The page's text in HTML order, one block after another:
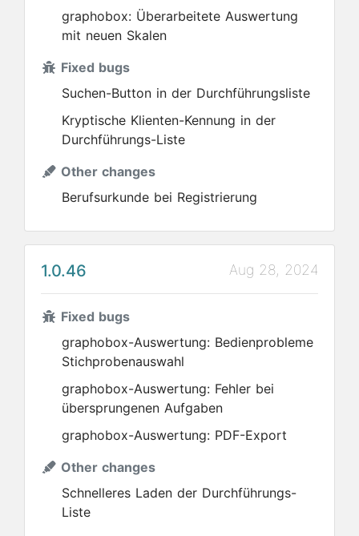
graphobox: Überarbeitete Auswertung
mit neuen Skalen
Fixed bugs
Suchen-Button in der Durchführungsliste
Kryptische Klienten-Kennung in der
Durchführungs-Liste
Other changes
Berufsurkunde bei Registrierung
1.0.46 Aug 28, 2024
Fixed bugs
graphobox-Auswertung: Bedienprobleme
Stichprobenauswahl
graphobox-Auswertung: Fehler bei
übersprungenen Aufgaben
graphobox-Auswertung: PDF-Export
Other changes
Schnelleres Laden der Durchführungs-
Liste